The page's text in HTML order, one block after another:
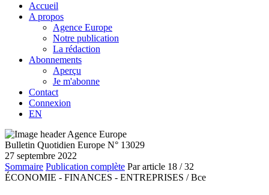
Accueil
A propos
Agence Europe
Notre publication
La rédaction
Abonnements
Aperçu
Je m'abonne
Contact
Connexion
EN
Bulletin Quotidien Europe N° 13029
27 septembre 2022
Sommaire Publication complète Par article 18 / 32
ÉCONOMIE - FINANCES - ENTREPRISES / Bce